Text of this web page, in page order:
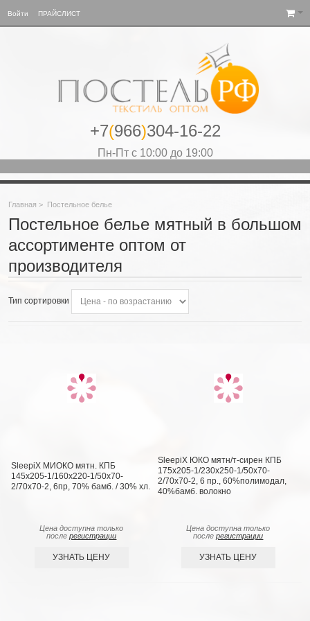
Войти ПРАЙСЛИСТ
+7(966)304-16-22
Пн-Пт с 10:00 до 19:00
Главная > Постельное белье
Постельное белье мятный в большом
ассортименте оптом от
производителя
Тип сортировки
SleepiX МИОКО мятн. КПБ
145х205-1/160х220-1/50х70-
2/70х70-2, 6пр, 70% бамб. / 30% хл.
Цена доступна только
послерегистрации
УЗНАТЬ ЦЕНУ
SleepiX ЮКО мятн/т-сирен КПБ
175х205-1/230х250-1/50х70-
2/70х70-2, 6 пр., 60%полимодал,
40%бамб. волокно
Цена доступна только
послерегистрации
УЗНАТЬ ЦЕНУ